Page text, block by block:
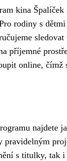
kina
rodiny s dětmi
příjemné
online, čímž
najdete
s titulky, tak i